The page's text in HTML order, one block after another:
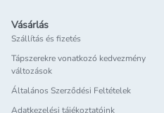
Vásárlás
Szállítás és fizetés
Tápszerekre vonatkozó kedvezmény
változások
Általános Szerződési Feltételek
Adatkezelési tájékoztatóink